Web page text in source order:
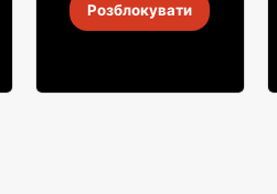
30 лип. 6 серп. 2026
Розблокувати